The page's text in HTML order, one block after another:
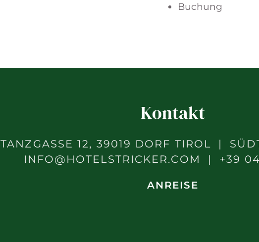
Buchung
Kontakt
TANZGASSE 12, 39019 DORF TIROL
INFO@HOTELSTRICKER.COM
+39
ANREISE